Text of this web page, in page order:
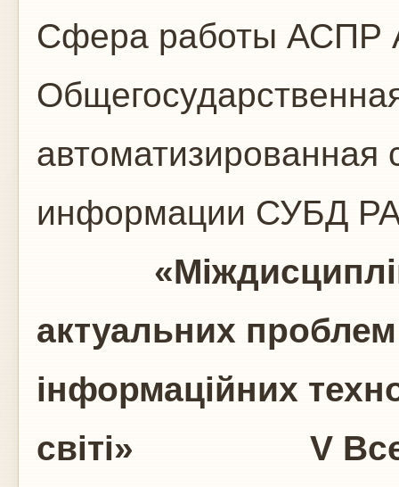
Сфера работы АСПР
автоматизированная
информации СУБД
актуальних
інформаційних
світі»
V